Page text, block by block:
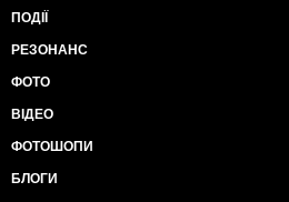
ПОДІЇ
РЕЗОНАНС
ФОТО
ВІДЕО
ФОТОШОПИ
БЛОГИ